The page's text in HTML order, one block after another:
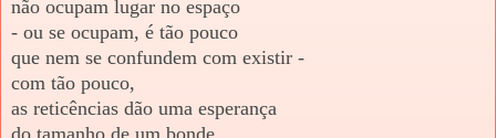
não ocupam lugar no espaço
- ou se ocupam, é tão pouco
que nem se confundem com existir -
com tão pouco,
as reticências dão uma esperança
do tamanho de um bonde